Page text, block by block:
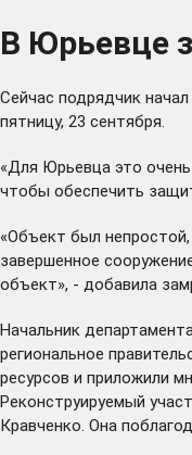
В Юрьевце
Сейчас подрядчик
пятницу, 23 сентября.
«Для Юрьевца это
чтобы обеспечить
«Объект был
завершенное
объект», - добавила
Начальник
региональное
ресурсов и приложили
Реконструируемый
Кравченко. Она